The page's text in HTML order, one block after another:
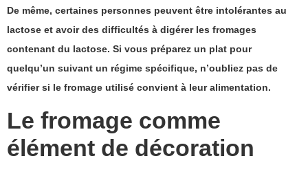
De même, certaines personnes peuvent être intolérantes au
lactose et avoir des difficultés à digérer les fromages
contenant du lactose. Si vous préparez un plat pour
quelqu’un suivant un régime spécifique, n’oubliez pas de
vérifier si le fromage utilisé convient à leur alimentation.
Le fromage comme
élément de décoration